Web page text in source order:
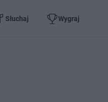
Słuchaj Wygraj